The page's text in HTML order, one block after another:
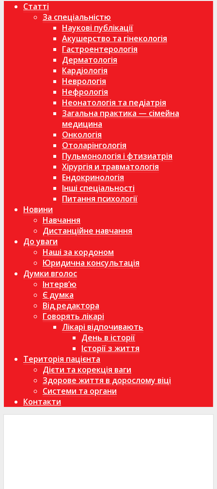
Статті
За спеціальністю
Наукові публікації
Акушерство та гінекологія
Гастроентерологія
Дерматологія
Кардіологія
Неврологія
Нефрологія
Неонатологія та педіатрія
Загальна практика — сімейна
медицина
Онкологія
Отоларінгологія
Пульмонологія і фтизиатрія
Хірургія и травматологія
Ендокринологія
Інші спеціальності
Питання психології
Новини
Навчання
Дистанційне навчання
До уваги
Наші за кордоном
Юридична консультація
Думки вголос
Інтерв’ю
Є думка
Від редактора
Говорять лікарі
Лікарі відпочивають
День в історії
Історії з життя
Територія пацієнта
Дієти та корекція ваги
Здорове життя в дорослому віці
Системи та органи
Контакти